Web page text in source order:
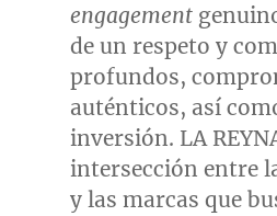
engagement
de un respeto y
profundos,
auténticos, así
inversión. LA
intersección entre
y las marcas que